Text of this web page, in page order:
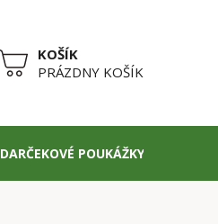
NÁKUPNÝPRÁZDNY KOŠÍK
DARČEKOVÉ POUKÁŽKY